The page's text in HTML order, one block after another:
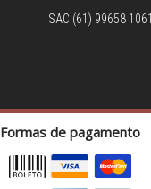
SAC (61) 99658 1061
Formas de pagamento